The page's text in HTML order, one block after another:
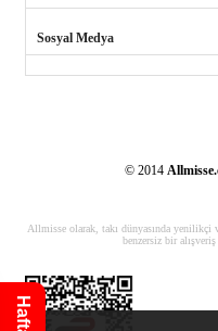
Sosyal Medya
© 2014
Allmisse olarak, takı dünyasında yenilikçi
benzersiz bir